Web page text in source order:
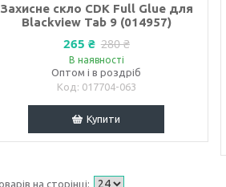
Захисне скло CDK Full Glue для
Blackview Tab 9 (014957)
265 ₴ 280 ₴
В наявності
Оптом і в роздріб
017704-063
Купити